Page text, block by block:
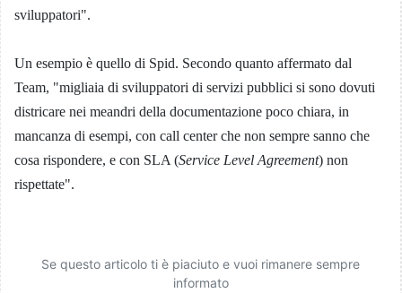
sviluppatori".
Un esempio è quello di Spid. Secondo quanto affermato dal
Team, "migliaia di sviluppatori di servizi pubblici si sono dovuti
districare nei meandri della documentazione poco chiara, in
mancanza di esempi, con call center che non sempre sanno che
cosa rispondere, e con SLA (Service Level Agreement) non
rispettate".
Se questo articolo ti è piaciuto e vuoi rimanere sempre
informato